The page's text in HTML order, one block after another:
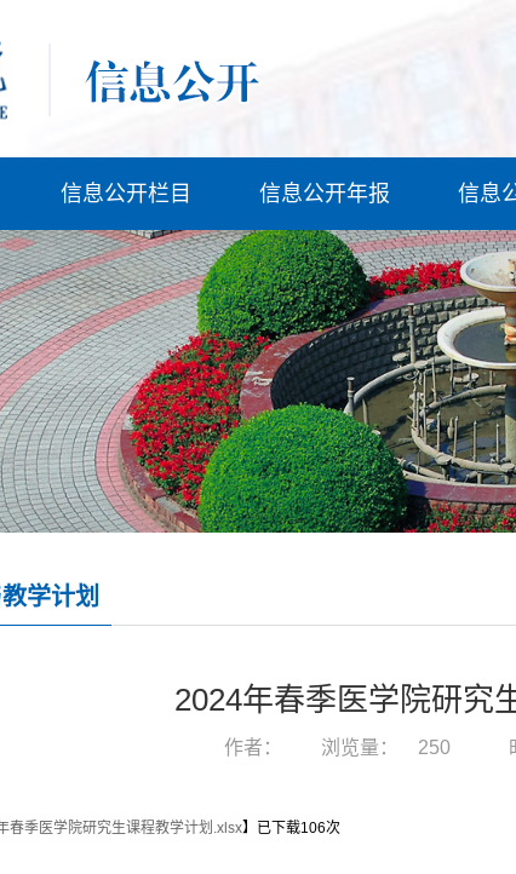
信息公开栏目 信息公开年报 信息
学计划
2024年春季医学院研究
作者： 浏览量： 250
春季医学院研究生课程教学计划.xlsx】已下载106次